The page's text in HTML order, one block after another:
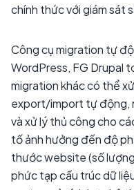
chính thức với giám sát
Công cụ migration tự
WordPress, FG Drupal
migration khác có thể
export/import tự động,
và xử lý thủ công cho
tố ảnh hưởng đến độ
thước website (số
phức tạp cấu trúc dữ